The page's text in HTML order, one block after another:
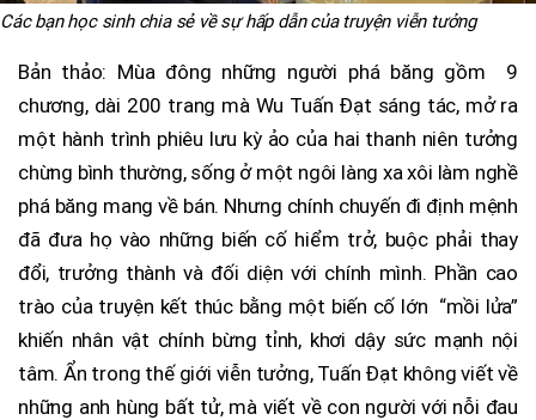
Các bạn học sinh chia sẻ về sự hấp dẫn của truyện viễn tưởng
Bản thảo: Mùa đông những người phá băng gồm 9
chương, dài 200 trang mà Wu Tuấn Đạt sáng tác, mở ra
một hành trình phiêu lưu kỳ ảo của hai thanh niên tưởng
chừng bình thường, sống ở một ngôi làng xa xôi làm nghề
phá băng mang về bán. Nhưng chính chuyến đi định mệnh
đã đưa họ vào những biến cố hiểm trở, buộc phải thay
đổi, trưởng thành và đối diện với chính mình. Phần cao
trào của truyện kết thúc bằng một biến cố lớn “mồi lửa”
khiến nhân vật chính bừng tỉnh, khơi dậy sức mạnh nội
tâm. Ẩn trong thế giới viễn tưởng, Tuấn Đạt không viết về
những anh hùng bất tử, mà viết về con người với nỗi đau